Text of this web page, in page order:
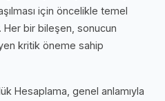
için öncelikle temel
Her bir bileşen, sonucun
kritik öneme sahip
Hesaplama, genel anlamıyla